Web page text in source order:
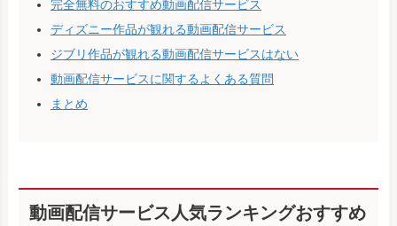
完全無料のおすすめ動画配信サービス
ディズニー作品が観れる動画配信サービス
ジブリ作品が観れる動画配信サービスはない
動画配信サービスに関するよくある質問
まとめ
動画配信サービス人気ランキングおすすめ